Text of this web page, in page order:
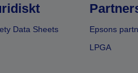
Data Sheets
Epsons
LPGA